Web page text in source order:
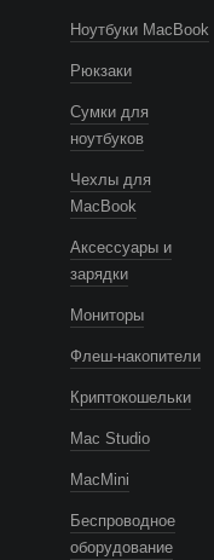
Ноутбуки MacBook
Рюкзаки
Сумки для
ноутбуков
Чехлы для
MacBook
Аксессуары и
зарядки
Мониторы
Флеш-накопители
Криптокошельки
Mac Studio
MacMini
Беспроводное
оборудование